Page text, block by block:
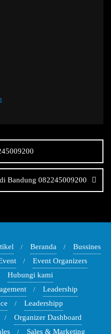
Bandung 082245009200
Beranda
Bussines
Event Organizers
Hubungi kami
Leadership
Leadershipp
Organizer Dashboard
Sales & Marketing